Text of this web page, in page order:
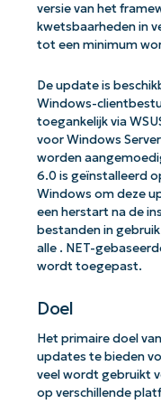
versie van het
kwetsbaarheden in
tot een minimum
De update is
Windows-
toegankelijk via
voor Windows
worden
6.0 is geïnstalleerd
Windows om deze
een herstart na de
bestanden in
alle . NET-
wordt toegepast.
Doel
Het primaire doel
updates te bieden
veel wordt gebruikt
op verschillende